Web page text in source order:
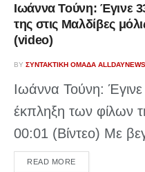
Ιωάννα Τούνη: Έγινε
της στις Μαλδίβες
(video)
BY ΣΥΝΤΑΚΤΙΚΉ ΟΜΆΔΑ ALLDAYNEWS
Ιωάννα Τούνη:
έκπληξη των φίλων
00:01 (Βίντεο) Με
READ MOREDETAILS